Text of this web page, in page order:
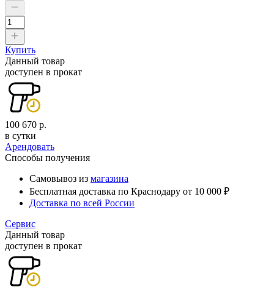
Купить
Данный товар
доступен в прокат
100 670 р.
в сутки
Арендовать
Способы получения
Самовывоз из магазина
Бесплатная доставка по Краснодару от 10 000 ₽
Доставка по всей России
Сервис
Данный товар
доступен в прокат